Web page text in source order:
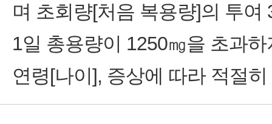
며 초회량[처음 복용량]의 투
1일 총용량이 1250㎎을 초과
연령[나이], 증상에 따라 적절